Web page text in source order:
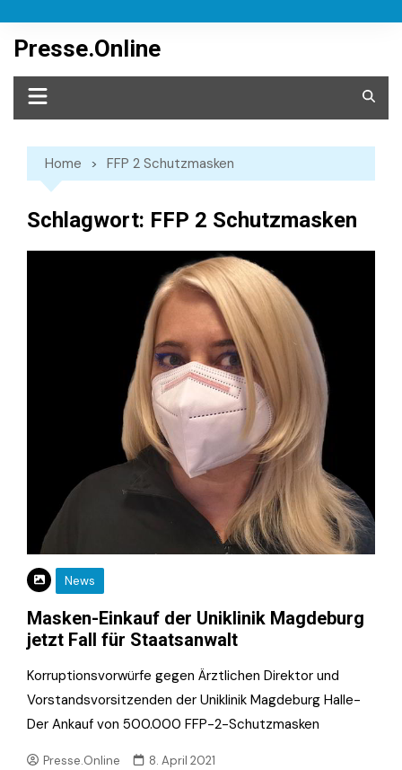
content
Presse.Online
Home FFP 2 Schutzmasken
Schlagwort: FFP 2 Schutzmasken
News
Masken-Einkauf der Uniklinik Magdeburg
jetzt Fall für Staatsanwalt
Korruptionsvorwürfe gegen Ärztlichen Direktor und
Vorstandsvorsitzenden der Uniklinik Magdeburg Halle-
Der Ankauf von 500.000 FFP-2-Schutzmasken
Presse.Online 8. April 2021